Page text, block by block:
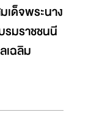
ด็จพระนาง
รมราชชนนี
เฉลิม